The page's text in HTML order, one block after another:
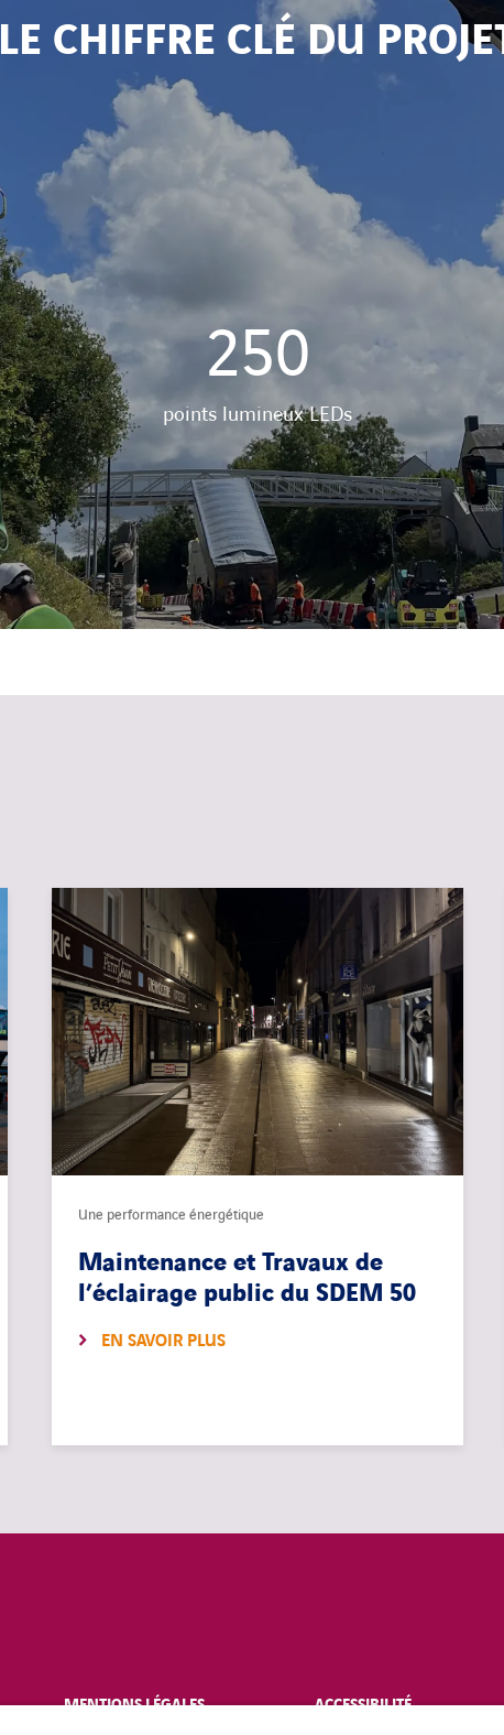
LE CHIFFRE CLÉ DU
250
points lumineux LEDs
Une performance énergétique
Maintenance et Travaux de
l’éclairage public du SDEM 50
EN SAVOIR PLUS
MENTIONS LÉGALES ACCESSIBILITÉ